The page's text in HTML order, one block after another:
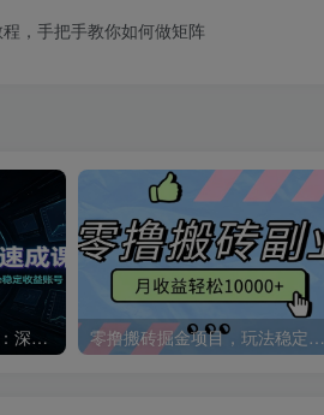
，手把手教你如何做矩阵
不露脸油管AI变现速成课：深挖高CPM盈利领域，零出镜打造YouTube稳定收益账号 零撸搬砖掘金项目，玩法稳定普通人可落地的长期副业，月收益轻松10000+